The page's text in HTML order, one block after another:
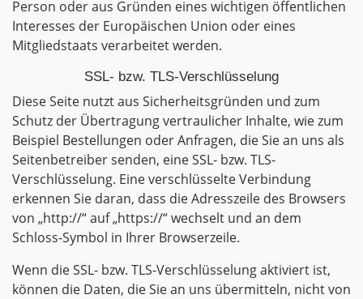
Person oder aus Gründen eines wichtigen öffentlichen
Interesses der Europäischen Union oder eines
Mitgliedstaats verarbeitet werden.
SSL- bzw. TLS-Verschlüsselung
Diese Seite nutzt aus Sicherheitsgründen und zum
Schutz der Übertragung vertraulicher Inhalte, wie zum
Beispiel Bestellungen oder Anfragen, die Sie an uns als
Seitenbetreiber senden, eine SSL- bzw. TLS-
Verschlüsselung. Eine verschlüsselte Verbindung
erkennen Sie daran, dass die Adresszeile des Browsers
von „http://“ auf „https://“ wechselt und an dem
Schloss-Symbol in Ihrer Browserzeile.
Wenn die SSL- bzw. TLS-Verschlüsselung aktiviert ist,
können die Daten, die Sie an uns übermitteln, nicht von